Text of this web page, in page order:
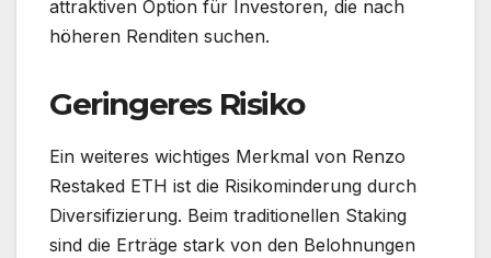
attraktiven Option für Investoren, die nach
höheren Renditen suchen.
Geringeres Risiko
Ein weiteres wichtiges Merkmal von Renzo
Restaked ETH ist die Risikominderung durch
Diversifizierung. Beim traditionellen Staking
sind die Erträge stark von den Belohnungen